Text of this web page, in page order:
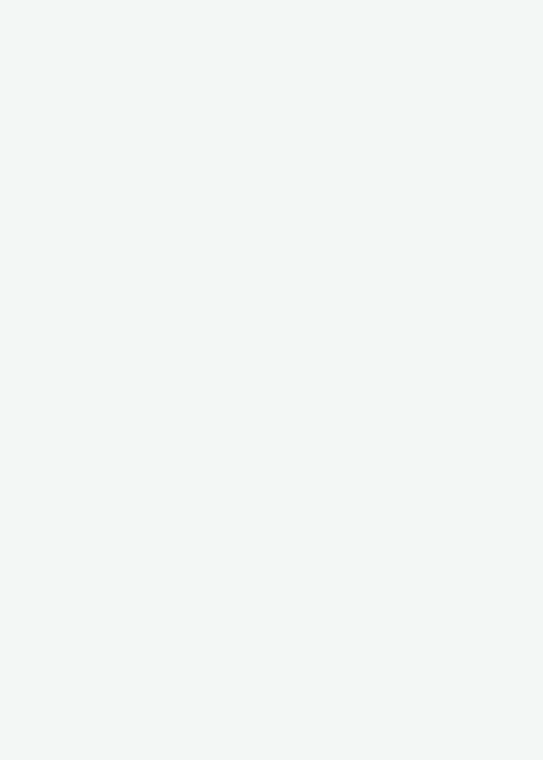
Studie aus Dänemark. Demnach haben Covid-
und Däninnen ab 18 Jahren, die in der Region um die